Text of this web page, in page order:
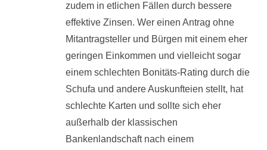
zudem in etlichen Fällen durch bessere
effektive Zinsen. Wer einen Antrag ohne
Mitantragsteller und Bürgen mit einem eher
geringen Einkommen und vielleicht sogar
einem schlechten Bonitäts-Rating durch die
Schufa und andere Auskunfteien stellt, hat
schlechte Karten und sollte sich eher
außerhalb der klassischen
Bankenlandschaft nach einem